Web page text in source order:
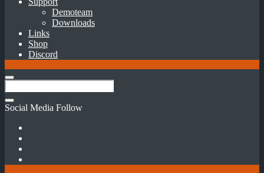
Demoteam
Downloads
Links
Shop
Discord
Social Media Follow